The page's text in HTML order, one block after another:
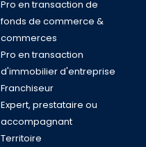
Pro en transaction de
fonds de commerce &
commerces
Pro en transaction
d'immobilier d'entreprise
Franchiseur
Expert, prestataire ou
accompagnant
Territoire